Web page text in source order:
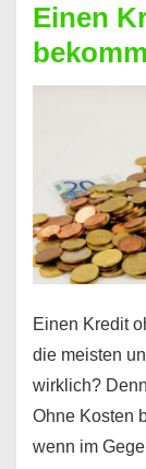
Festvertrag
für
jeden
erfahren
Sie
es
Einen
Einen Kredit
die meisten
wirklich?
Ohne Kosten
wenn im